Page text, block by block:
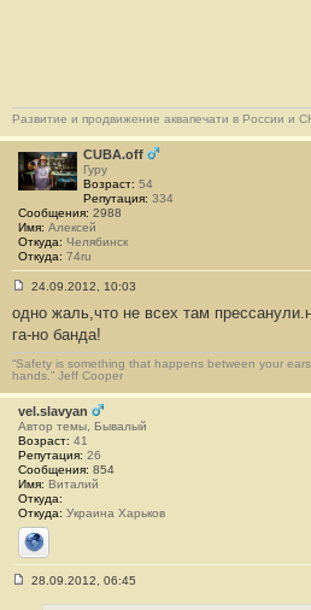
Развитие и продвижение аквапечати в России и
CUBA.off
Гуру
Возраст: 54
Репутация: 334
Сообщения: 2988
Имя: Алексей
Откуда: Челябинск
Откуда: 74ru
о
о
б
щ
е
н
и
е
#
2
7
24.09.2012, 10:03
одно жаль,что не всех там
га-но банда!
“Safety is something that happens between your
hands.” Jeff Cooper
vel.slavyan
Автор темы, Бывалый
Возраст: 41
Репутация: 26
Сообщения: 854
Имя: Виталий
Откуда:
Откуда: Украина Харьков
Сайт
28.09.2012, 06:45